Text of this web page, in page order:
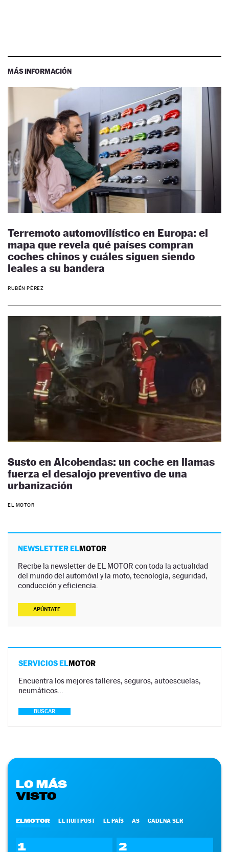
MÁS INFORMACIÓN
Terremoto automovilístico en Europa: el
mapa que revela qué países compran
coches chinos y cuáles siguen siendo
leales a su bandera
RUBÉN PÉREZ
Susto en Alcobendas: un coche en llamas
fuerza el desalojo preventivo de una
urbanización
EL MOTOR
NEWSLETTER ELMOTOR
Recibe la newsletter de EL MOTOR con toda la actualidad
del mundo del automóvil y la moto, tecnología, seguridad,
conducción y eficiencia.
APÚNTATE
SERVICIOS ELMOTOR
Encuentra los mejores talleres, seguros, autoescuelas,
neumáticos…
BUSCAR
LO MÁS
VISTO
ELMOTOR EL HUFFPOST EL PAÍS AS CADENA SER
1 2